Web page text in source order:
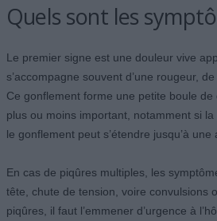
Quels sont les
Le premier signe est une douleur vive
s’accompagne souvent d’une rougeur,
Ce gonflement forme une petite boule
plus ou moins important, notamment si
le gonflement peut s’étendre jusqu’à
En cas de piqûres multiples, les
tête, chute de tension, voire convulsions
piqûres, il faut l’emmener d’urgence à